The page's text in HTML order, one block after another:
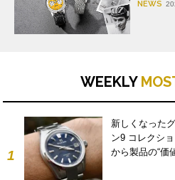
NEWS
WEEKLY
1
新しくなった
ン9 コレクシ
から製品の“価